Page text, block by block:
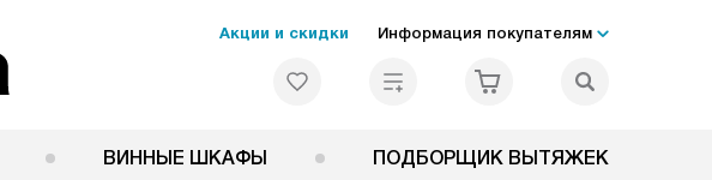
Акции и скидки Информация покупателям
ВИННЫЕ ШКАФЫ ПОДБОРЩИК ВЫТЯЖЕК